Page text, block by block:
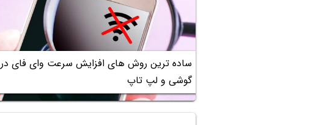
ساده ترین روش های افزایش سرعت وای فای در
گوشی و لپ تاپ